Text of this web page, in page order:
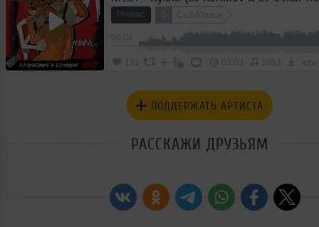
Ремикс 5 Club/Dance
131 03:03 1093 </>
ПОДДЕРЖАТЬ АРТИСТА
РАССКАЖИ ДРУЗЬЯМ